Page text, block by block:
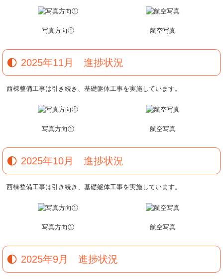
写真方向① 航空写真
2025年11月 進捗状況
西棟整備工事は引き続き、基礎躯体工事を実施しています。
写真方向① 航空写真
2025年10月 進捗状況
西棟整備工事は引き続き、基礎躯体工事を実施しています。
写真方向① 航空写真
2025年9月 進捗状況